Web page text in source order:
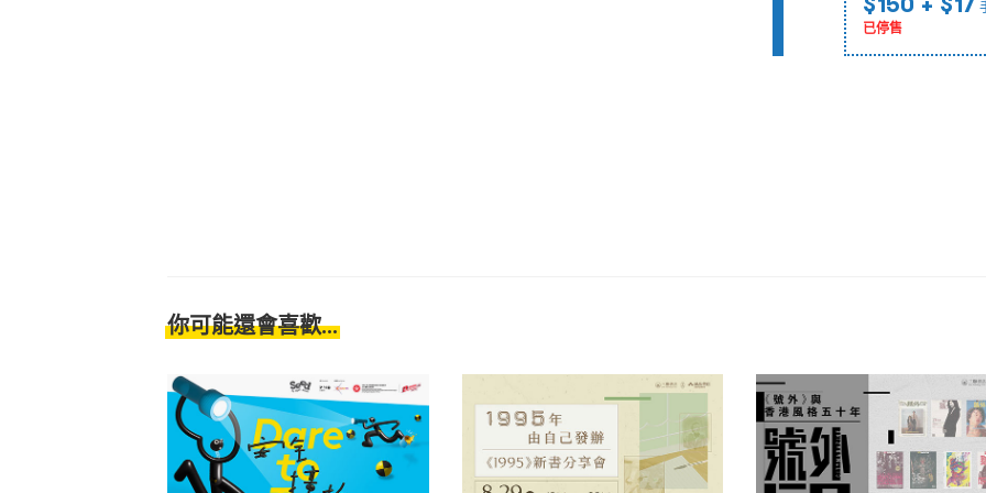
已停售
你可能還會喜歡...